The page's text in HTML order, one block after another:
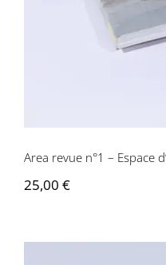
Area revue n°1 – Espace
25,00 €